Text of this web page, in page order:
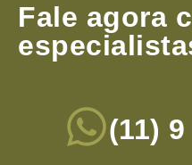
Fale agora
(11)